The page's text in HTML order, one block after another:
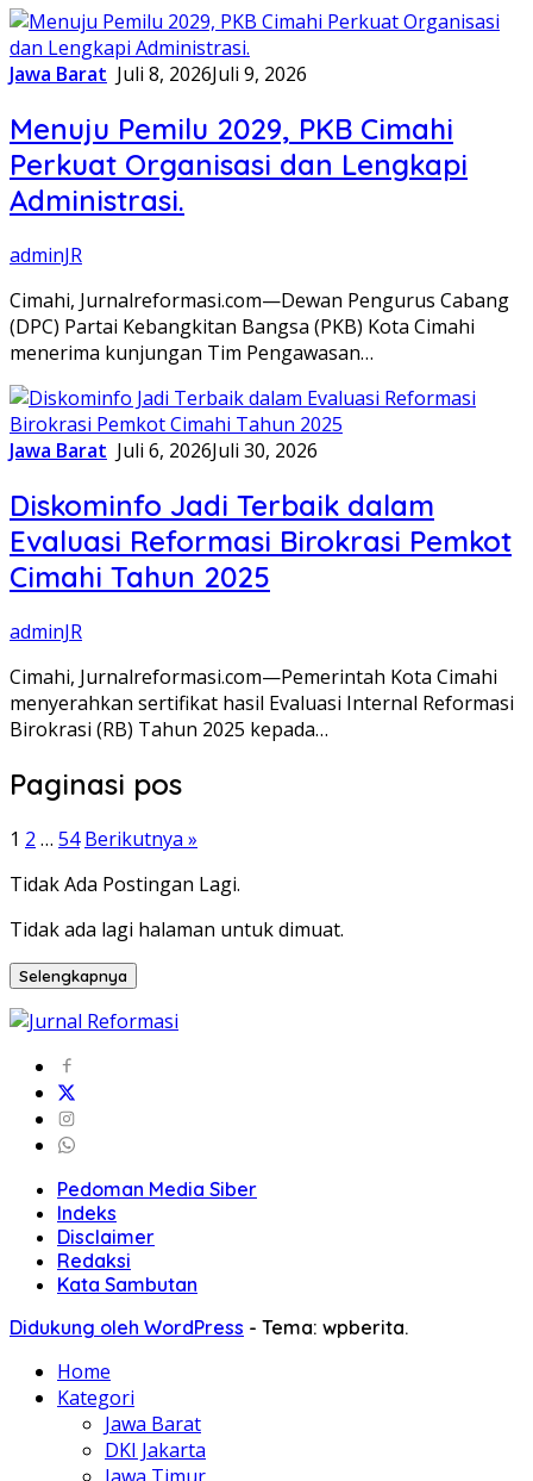
Jawa Barat Juli 8, 2026Juli 9, 2026
Menuju Pemilu 2029, PKB Cimahi
Perkuat Organisasi dan Lengkapi
Administrasi.
adminJR
Cimahi, Jurnalreformasi.com—Dewan Pengurus Cabang
(DPC) Partai Kebangkitan Bangsa (PKB) Kota Cimahi
menerima kunjungan Tim Pengawasan…
Jawa Barat Juli 6, 2026Juli 30, 2026
Diskominfo Jadi Terbaik dalam
Evaluasi Reformasi Birokrasi Pemkot
Cimahi Tahun 2025
adminJR
Cimahi, Jurnalreformasi.com—Pemerintah Kota Cimahi
menyerahkan sertifikat hasil Evaluasi Internal Reformasi
Birokrasi (RB) Tahun 2025 kepada…
Paginasi pos
1 2 … 54 Berikutnya »
Tidak Ada Postingan Lagi.
Tidak ada lagi halaman untuk dimuat.
Selengkapnya
Pedoman Media Siber
Indeks
Disclaimer
Redaksi
Kata Sambutan
Didukung oleh WordPress - Tema: wpberita.
Home
Kategori
Jawa Barat
DKI Jakarta